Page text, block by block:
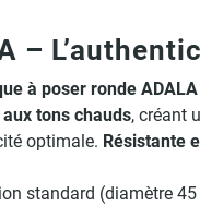
–
à poser ronde ADALA
tons chauds, créant
optimale. Résistante
standard (diamètre